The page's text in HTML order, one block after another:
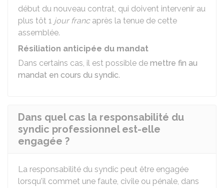
début du nouveau contrat, qui doivent intervenir au
plus tôt 1 jour francaprès la tenue de cette
assemblée.
Résiliation anticipée du mandat
Dans certains cas, il est possible de mettre fin au
mandat en cours du syndic.
Dans quel cas la responsabilité du
syndic professionnel est-elle
engagée ?
La responsabilité du syndic peut être engagée
lorsqu'il commet une faute, civile ou pénale, dans